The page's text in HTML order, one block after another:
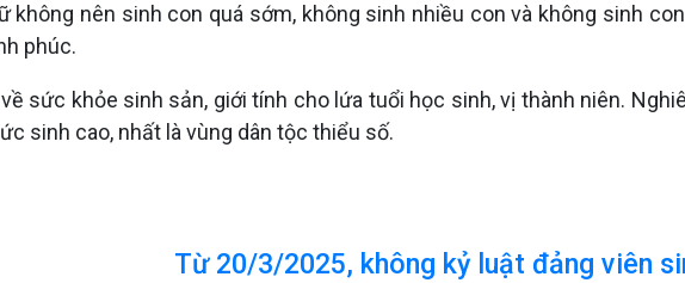
không nên sinh con quá sớm, không sinh nhiều con và không sinh
phúc.
sức khỏe sinh sản, giới tính cho lứa tuổi học sinh, vị thành niên.
sinh cao, nhất là vùng dân tộc thiểu số.
Từ 20/3/2025, không kỷ luật đảng viên